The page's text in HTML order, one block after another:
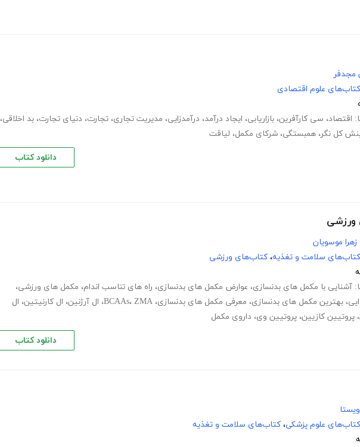
کتاب‌های علوم اقتصادی
اقتصاد، سی کارآفرین، بازاریابی، ایجاد درآمد، درآمدزایی، مدیریت تجاری، تجارت، دنیای تجارت، بد اخلاقی،
کل نگر، همبستگی، شرکای مکمل، لیاقت
دانلود کتاب
ورزشی
موسویان
کتاب‌های سلامت و تغذیه، کتاب‌های ورزشی
آشنایی با مکمل های بدنسازی، عوارض مکمل های بدنسازی، راه های تناسب اندام، مکمل های ورزشی،
، بهترین مکمل های بدنسازی، معرفی مکمل های بدنسازی، BCAAs، ZMA ، ال آرژنین، ال کارنیتین، ال
، پروتیین کازیین، پروتیین وی، داروی مکمل
دانلود کتاب
کتاب‌های علوم پزشکی، کتاب‌های سلامت و تغذیه